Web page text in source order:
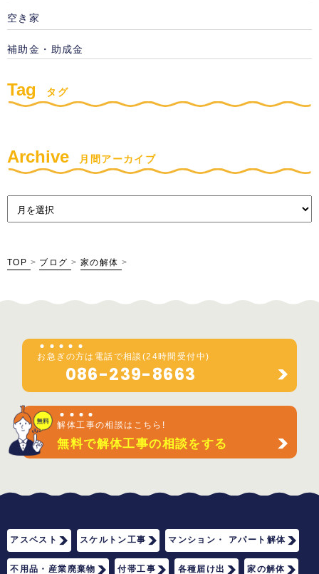
空き家
補助金・助成金
Tag タグ
Archive 月間アーカイブ
TOP > ブログ > 家の解体 >
お 急 ぎの方は電話で相談(24時間受付中)
086-239-8663
解体工事の相談はこちら!
無料で解体工事の相談をする
アスベスト スケルトン工事 マンション・ アパート解体
不用品・産業廃棄物 付帯工事 各種届け出 家の解体